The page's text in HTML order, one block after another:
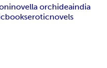
novella orchideaindia
eroticnovels